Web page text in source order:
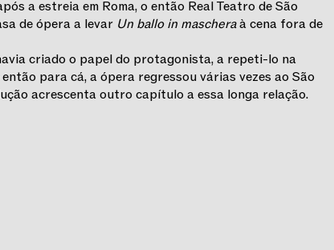
a estreia em Roma, o então Real Teatro de São
de ópera a levar Un ballo in mascheraà cena fora de
criado o papel do protagonista, a repeti-lo na
para cá, a ópera regressou várias vezes ao São
acrescenta outro capítulo a essa longa relação.